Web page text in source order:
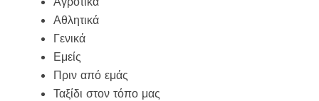
Αθλητικά
Γενικά
Εμείς
Πριν από εμάς
Ταξίδι στον τόπο μας